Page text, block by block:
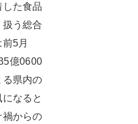
た食品
う総合
5月
億0600
る県内の
なると
禍からの